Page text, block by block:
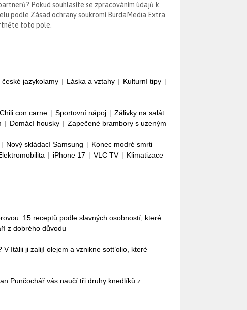
Pokud souhlasíte se zpracováním údajů k
podle Zásad ochrany soukromí BurdaMedia Extra
toto pole.
české jazykolamy | Láska a vztahy | Kulturní tipy |
Chili con carne | Sportovní nápoj | Zálivky na salát
| Domácí housky | Zapečené brambory s uzeným
| Nový skládací Samsung | Konec modré smrti
| iPhone 17 | VLC TV | Klimatizace
15 receptů podle slavných osobností, které
z dobrého důvodu
Itálii ji zalijí olejem a vznikne sott’olio, které
Punčochář vás naučí tři druhy knedlíků z